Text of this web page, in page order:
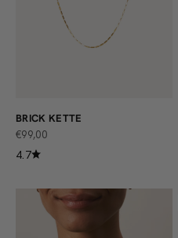
BRICK KETTE
ANGEBOT
€99,00
4.7